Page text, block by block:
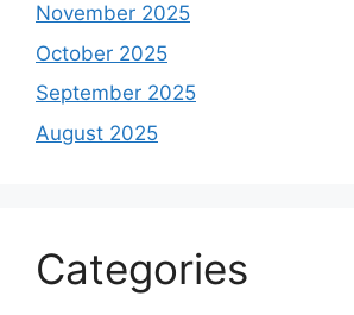
November 2025
October 2025
September 2025
August 2025
Categories